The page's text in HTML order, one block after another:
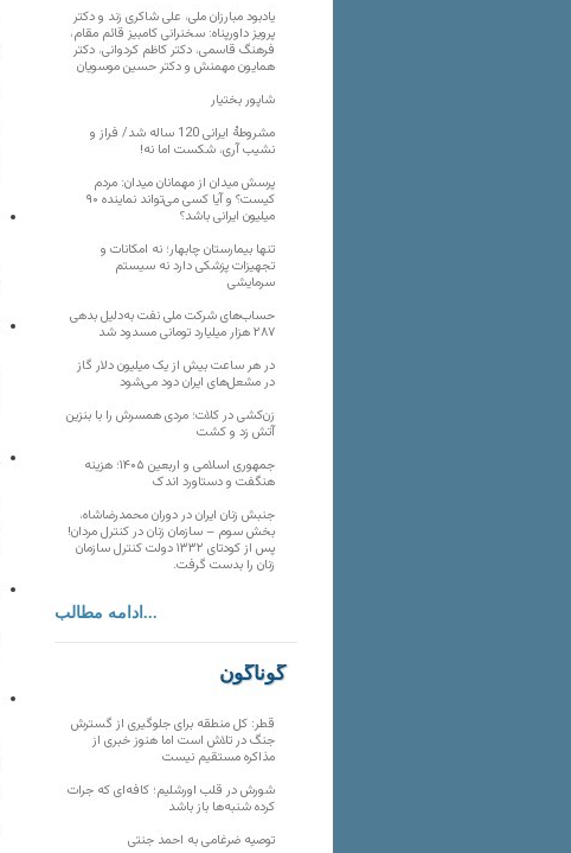
یادبود مبارزان ملی، علی شاکری زند و دکتر
پرویز داورپناه: سخنرانی کامبیز قائم مقام،
فرهنگ قاسمی، دکتر کاظم کردوانی، دکتر
همایون مهمنش و دکتر حسین موسویان
شاپور بختیار
مشروطۀ ایرانی 120 ساله شد/ فراز و
نشیب آری، شکست اما نه!
پرسش میدان از مهمانان میدان: مردم
کیست؟ و آیا کسی می‌تواند نماینده ۹۰
میلیون ایرانی باشد؟
تنها بیمارستان چابهار؛ نه امکانات و
تجهیزات پزشکی دارد نه سیستم
سرمایشی
حساب‌های شرکت ملی نفت به‌دلیل بدهی
۲۸۷ هزار میلیارد تومانی مسدود شد
در هر ساعت بیش از یک میلیون دلار گاز
در مشعل‌های ایران دود می‌شود
زن‌کشی در کلات؛ مردی همسرش را با بنزین
آتش زد و کشت
جمهوری اسلامی و اربعین ۱۴۰۵؛ هزینه
هنگفت و دستاورد اندک
جنبش زنان ایران در دوران محمدرضاشاه،
بخش سوم – سازمان زنان در کنترل مردان!
پس از کودتای ۱۳۳۲ دولت کنترل سازمان
زنان را بدست گرفت.
ادامه مطالب...
گوناگون
قطر: کل منطقه برای جلوگیری از گسترش
جنگ در تلاش است اما هنوز خبری از
مذاکره مستقیم نیست
شورش در قلب اورشلیم؛ کافه‌ای که جرات
کرده شنبه‌ها باز باشد
توصیه ضرغامی به احمد جنتی